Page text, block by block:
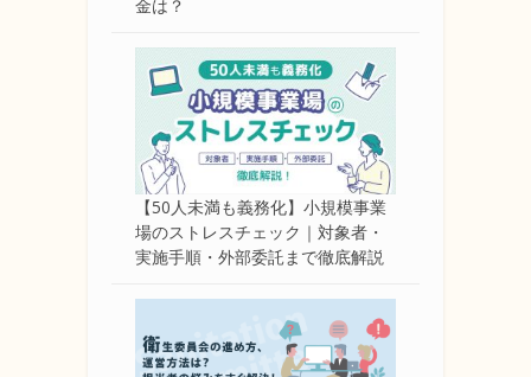
金は？
【50人未満も義務化】小規模事業
場のストレスチェック｜対象者・
実施手順・外部委託まで徹底解説